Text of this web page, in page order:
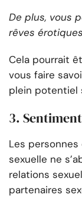
De plus, vous
rêves
Cela pourrait
vous faire
plein potentiel
3.
Les
sexuelle ne
relations
partenaires